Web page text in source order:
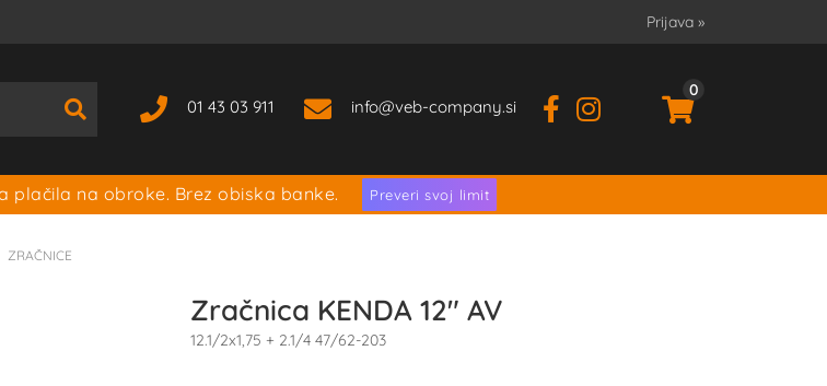
Prijava »
01 43 03 911 info veb-company.si
0
plačila na obroke. Brez obiska banke. Preveri svoj limit
ZRAČNICE
Zračnica KENDA 12" AV
12.1/2x1,75 + 2.1/4 47/62-203